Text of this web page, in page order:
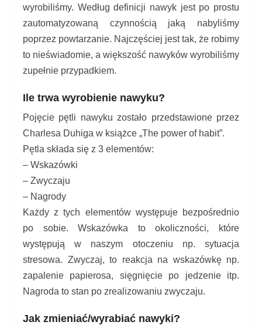
wyrobiliśmy. Według definicji nawyk jest po prostu
zautomatyzowaną czynnością jaką nabyliśmy
poprzez powtarzanie. Najczęściej jest tak, że robimy
to nieświadomie, a większość nawyków wyrobiliśmy
zupełnie przypadkiem.
Ile trwa wyrobienie nawyku?
Pojęcie pętli nawyku zostało przedstawione przez
Charlesa Duhiga w książce „The power of habit”.
Pętla składa się z 3 elementów:
– Wskazówki
– Zwyczaju
– Nagrody
Każdy z tych elementów występuje bezpośrednio
po sobie. Wskazówka to okoliczności, które
występują w naszym otoczeniu np. sytuacja
stresowa. Zwyczaj, to reakcja na wskazówkę np.
zapalenie papierosa, sięgnięcie po jedzenie itp.
Nagroda to stan po zrealizowaniu zwyczaju.
Jak zmieniać/wyrabiać nawyki?